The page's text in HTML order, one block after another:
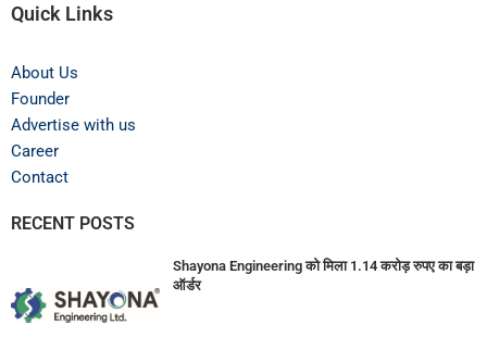
Quick Links
About Us
Founder
Advertise with us
Career
Contact
RECENT POSTS
Shayona Engineering को मिला 1.14 करोड़ रुपए का बड़ा
ऑर्डर